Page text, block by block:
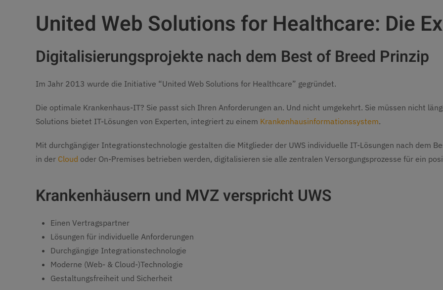
United Web Solutions for Healthcare: Die
Digitalisierungsprojekte nach dem Best of Breed Prinzip
Im Jahr 2013 wurde die Initiative “United Web Solutions for Healthcare” gegründet.
Die optimale Krankenhaus-IT? Sie passt sich Ihren Anforderungen an. Und nicht umgekehrt. Sie müssen nicht
Solutions bietet IT-Lösungen von Experten, integriert zu einem Krankenhausinformationssystem.
Mit durchgängiger Integrationstechnologie gestalten die Mitglieder der UWS individuelle IT-Lösungen nach dem
in der Cloud oder On-Premises betrieben werden, digitalisieren sie alle zentralen Versorgungsprozesse für ein
Krankenhäusern und MVZ verspricht UWS
Einen Vertragspartner
Lösungen für individuelle Anforderungen
Durchgängige Integrationstechnologie
Moderne (Web- & Cloud-)Technologie
Gestaltungsfreiheit und Sicherheit